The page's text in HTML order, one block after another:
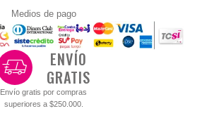
Medios de pago
ENVÍO
GRATIS
Envío gratis por compras
superiores a $250.000.